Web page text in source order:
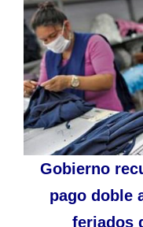
Gobierno
pago doble
feriados